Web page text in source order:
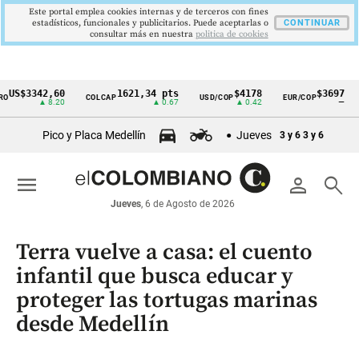
Cintillo
económicos
Colombia
▲ 8.20
COLCAP1621,34 pts
▲ 0.67
USD/COP$4178
▲ 0.42
EUR/COP$3697
Pico y Placa Medellín Jueves 3 y 6 3 y 6
person search
Jueves, 6 de Agosto de 2026
menu
Terra vuelve a casa: el cuento
infantil que busca educar y
proteger las tortugas marinas
desde Medellín
Este portal emplea cookies internas y de terceros con fines
estadísticos, funcionales y publicitarios. Puede aceptarlas o
consultar más en nuestra politica de cookies
CONTINUAR